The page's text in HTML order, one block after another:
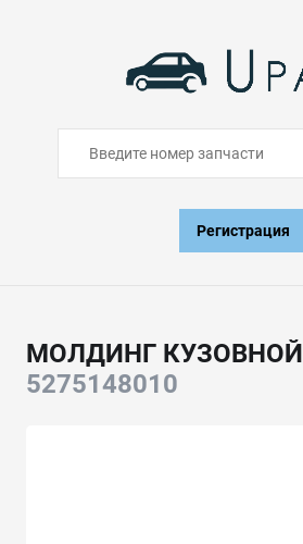
Регистрация
МОЛДИНГ КУЗОВНОЙ
5275148010